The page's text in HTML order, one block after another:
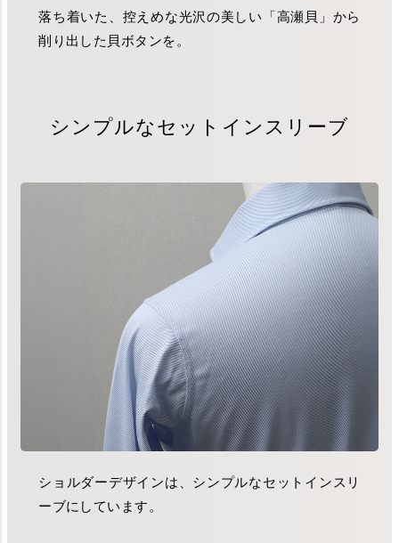
落ち着いた、控えめな光沢の美しい「高瀬貝」から
削り出した貝ボタンを。
シンプルなセットインスリーブ
ショルダーデザインは、シンプルなセットインスリ
ーブにしています。